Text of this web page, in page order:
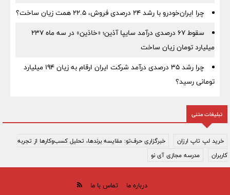
چرا ایران‌خودرو با رشد ۲۴ درصدی فروش، ۲۲.۵ همت زیان ساخت؟
سقوط ۶۷ درصدی درآمد سایپا آذین؛ «خاذین» در سه ماه ۲۳۷
میلیارد تومان زیان ساخت
چرا رشد ۳۵ درصدی درآمد شرکت ایران ارقام به زیان ۱۹۴ میلیارد
تومانی رسید؟
تبلیغات متنی
خرید لپ تاپ ارزان
خبرگزاری حرف‌تو: مقایسه برندها، تحلیل کسب‌وکارها از تجربه
کاربران
مدرسه مجازی آی نو
درباره ما
تماس با ما